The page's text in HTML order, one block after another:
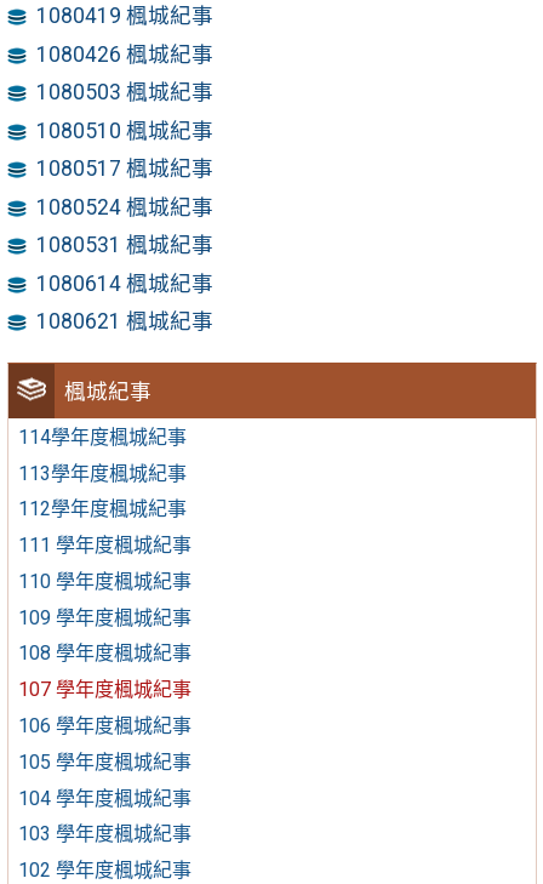
楓城紀事
114學年度楓城紀事
113學年度楓城紀事
112學年度楓城紀事
111 學年度楓城紀事
110 學年度楓城紀事
109 學年度楓城紀事
108 學年度楓城紀事
107 學年度楓城紀事
106 學年度楓城紀事
105 學年度楓城紀事
104 學年度楓城紀事
103 學年度楓城紀事
102 學年度楓城紀事
1080419 楓城紀事
1080426 楓城紀事
1080503 楓城紀事
1080510 楓城紀事
1080517 楓城紀事
1080524 楓城紀事
1080531 楓城紀事
1080614 楓城紀事
1080621 楓城紀事